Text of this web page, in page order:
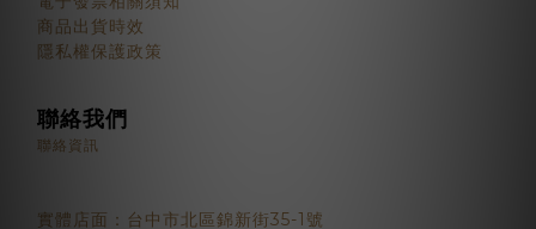
商品出貨時效
隱私權保護政策
聯絡我們
聯絡資訊
實體店面：台中市北區錦新街35-1號